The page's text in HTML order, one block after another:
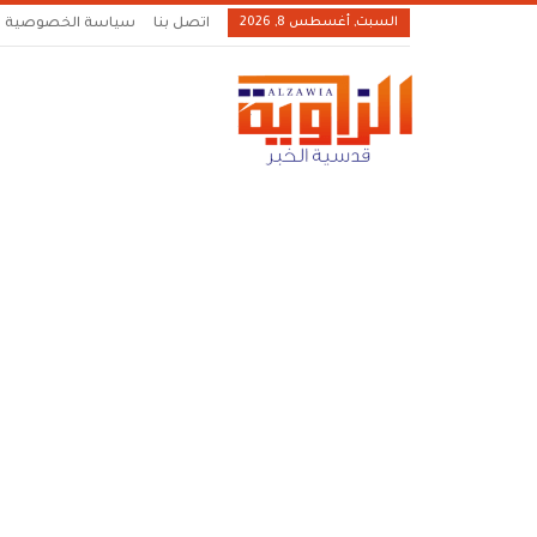
السبت, أغسطس 8, 2026 اتصل بنا سياسة الخصوصية